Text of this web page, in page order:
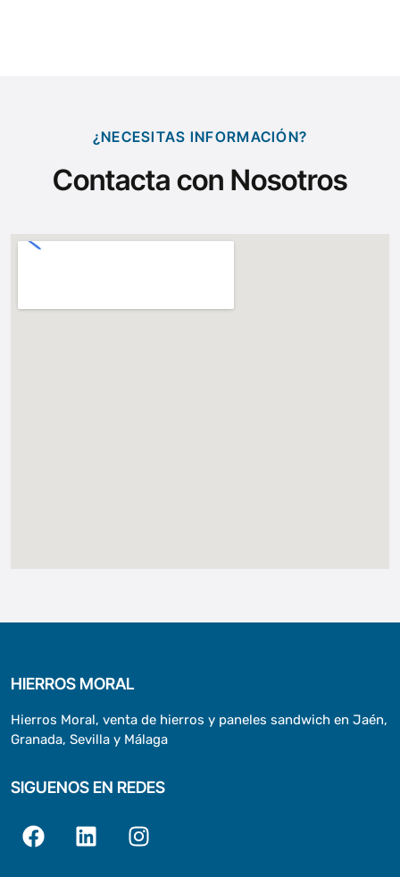
¿NECESITAS INFORMACIÓN?
Contacta con Nosotros
HIERROS MORAL
Hierros Moral, venta de hierros y paneles sandwich en Jaén,
Granada, Sevilla y Málaga
SIGUENOS EN REDES